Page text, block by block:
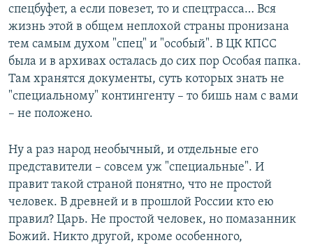
спецбуфет, а если повезет, то и спецтрасса… Вся
жизнь этой в общем неплохой страны пронизана
тем самым духом "спец" и "особый". В ЦК КПСС
была и в архивах осталась до сих пор Особая папка.
Там хранятся документы, суть которых знать не
"специальному" контингенту – то бишь нам с вами
– не положено.
Ну а раз народ необычный, и отдельные его
представители – совсем уж "специальные". И
правит такой страной понятно, что не простой
человек. В древней и в прошлой России кто ею
правил? Царь. Не простой человек, но помазанник
Божий. Никто другой, кроме особенного,